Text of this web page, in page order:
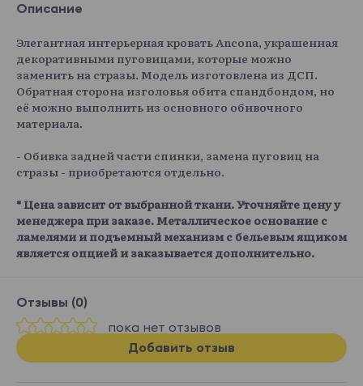
Описание
Элегантная интерьерная кровать Ancona, украшенная
декоративными пуговицами, которые можно
заменить на стразы. Модель изготовлена из ДСП.
Обратная сторона изголовья обита спандбондом, но
её можно выполнить из основного обивочного
материала.
- Обивка задней части спинки, замена пуговиц на
стразы - приобретаются отдельно.
* Цена зависит от выбранной ткани. Уточняйте цену у
менеджера при заказе. Металлическое основание с
ламелями и подъемный механизм с бельевым ящиком
является опцией и заказывается дополнительно.
Отзывы (0)
пока нет отзывов
Добавить отзыв